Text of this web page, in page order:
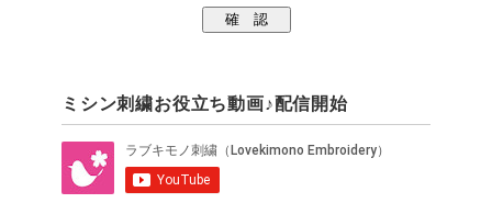
ミシン刺繍お役立ち動画♪配信開始